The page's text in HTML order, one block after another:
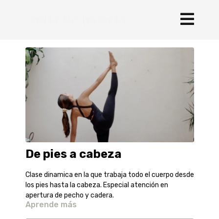
De pies a cabeza
Clase dinamica en la que trabaja todo el cuerpo desde
los pies hasta la cabeza. Especial atención en
apertura de pecho y cadera.
Aprende más